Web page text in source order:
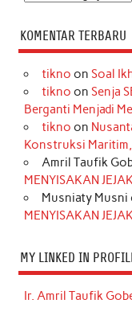
KOMENTAR TERBARU
tikno on Soal
tikno on Senja
Berganti Menjadi
tikno on
Konstruksi Maritim,
Amril Taufik
MENYISAKAN
Musniaty Musni
MENYISAKAN
MY LINKED IN
Ir. Amril Taufik